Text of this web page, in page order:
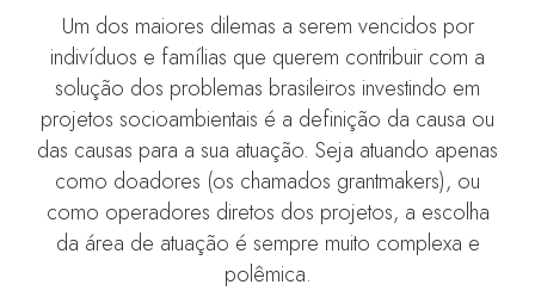
Um dos maiores dilemas a serem vencidos por
indivíduos e famílias que querem contribuir com a
solução dos problemas brasileiros investindo em
projetos socioambientais é a definição da causa ou
das causas para a sua atuação. Seja atuando apenas
como doadores (os chamados grantmakers), ou
como operadores diretos dos projetos, a escolha
da área de atuação é sempre muito complexa e
polêmica.